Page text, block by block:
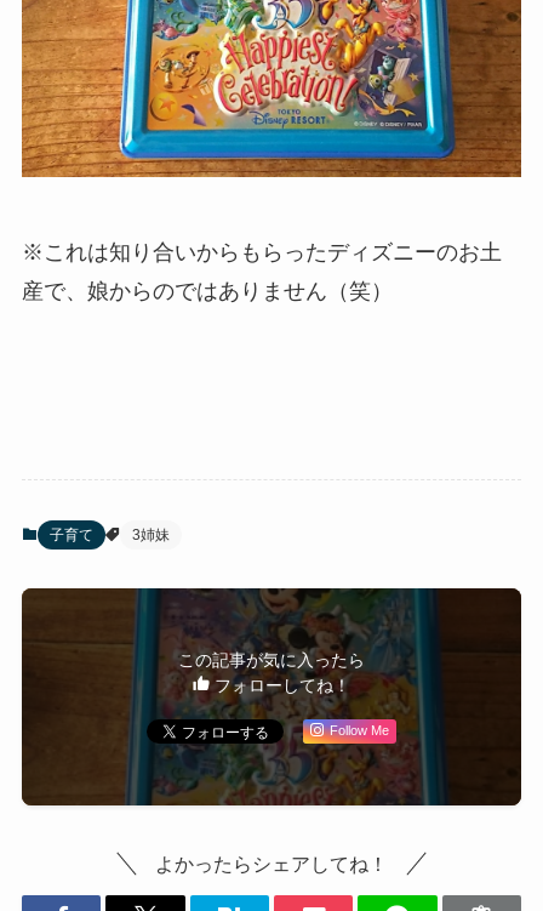
※これは知り合いからもらったディズニーのお土
産で、娘からのではありません（笑）
子育て 3姉妹
この記事が気に入ったら
フォローしてね！
Follow Me
よかったらシェアしてね！